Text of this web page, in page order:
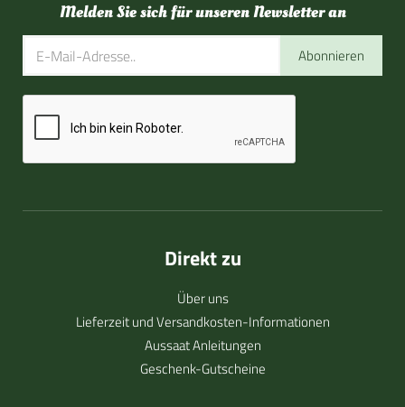
Melden Sie sich für unseren Newsletter an
Abonnieren
Direkt zu
Über uns
Lieferzeit und Versandkosten-Informationen
Aussaat Anleitungen
Geschenk-Gutscheine